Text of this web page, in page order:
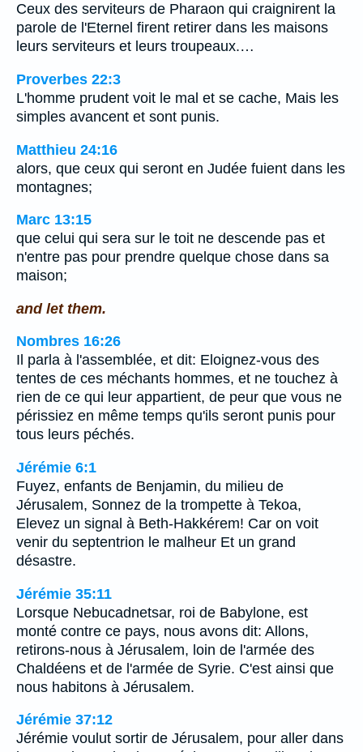
Ceux des serviteurs de Pharaon qui craignirent la
parole de l'Eternel firent retirer dans les maisons
leurs serviteurs et leurs troupeaux.…
Proverbes 22:3
L'homme prudent voit le mal et se cache, Mais les
simples avancent et sont punis.
Matthieu 24:16
alors, que ceux qui seront en Judée fuient dans les
montagnes;
Marc 13:15
que celui qui sera sur le toit ne descende pas et
n'entre pas pour prendre quelque chose dans sa
maison;
and let them.
Nombres 16:26
Il parla à l'assemblée, et dit: Eloignez-vous des
tentes de ces méchants hommes, et ne touchez à
rien de ce qui leur appartient, de peur que vous ne
périssiez en même temps qu'ils seront punis pour
tous leurs péchés.
Jérémie 6:1
Fuyez, enfants de Benjamin, du milieu de
Jérusalem, Sonnez de la trompette à Tekoa,
Elevez un signal à Beth-Hakkérem! Car on voit
venir du septentrion le malheur Et un grand
désastre.
Jérémie 35:11
Lorsque Nebucadnetsar, roi de Babylone, est
monté contre ce pays, nous avons dit: Allons,
retirons-nous à Jérusalem, loin de l'armée des
Chaldéens et de l'armée de Syrie. C'est ainsi que
nous habitons à Jérusalem.
Jérémie 37:12
Jérémie voulut sortir de Jérusalem, pour aller dans